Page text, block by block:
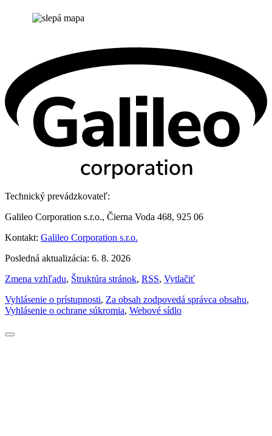
Technický prevádzkovateľ:
Galileo Corporation s.r.o., Čierna Voda 468, 925 06
Kontakt: Galileo Corporation s.r.o.
Posledná aktualizácia: 6. 8. 2026
Zmena vzhľadu, Štruktúra stránok, RSS, Vytlačiť
Vyhlásenie o prístupnosti, Za obsah zodpovedá správca obsahu,
Vyhlásenie o ochrane súkromia, Webové sídlo